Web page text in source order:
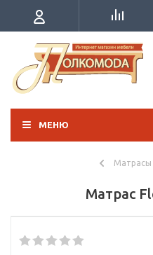
МЕНЮ
Матрасы
Матрас